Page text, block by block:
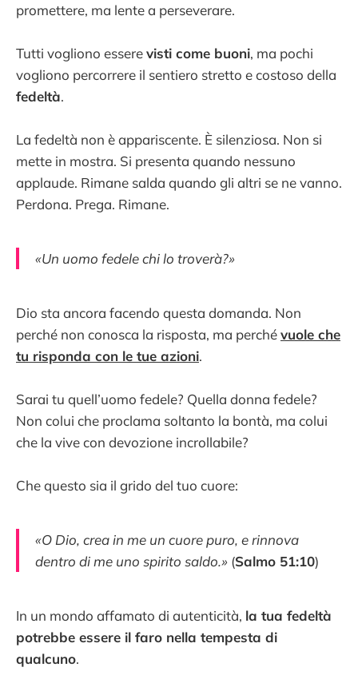
promettere, ma lente a perseverare.
Tutti vogliono esserevisti come buoni, ma pochi
vogliono percorrere il sentiero stretto e costoso della
fedeltà.
La fedeltà non è appariscente. È silenziosa. Non si
mette in mostra. Si presenta quando nessuno
applaude. Rimane salda quando gli altri se ne vanno.
Perdona. Prega. Rimane.
«Un uomo fedele chi lo troverà?»
Dio sta ancora facendo questa domanda. Non
perché non conosca la risposta, ma perchévuole che
tu risponda con le tue azioni.
Sarai tu quell’uomo fedele? Quella donna fedele?
Non colui che proclama soltanto la bontà, ma colui
che la vive con devozione incrollabile?
Che questo sia il grido del tuo cuore:
«O Dio, crea in me un cuore puro, e rinnova
dentro di me uno spirito saldo.» (Salmo 51:10)
In un mondo affamato di autenticità, la tua fedeltà
potrebbe essere il faro nella tempesta di
qualcuno.